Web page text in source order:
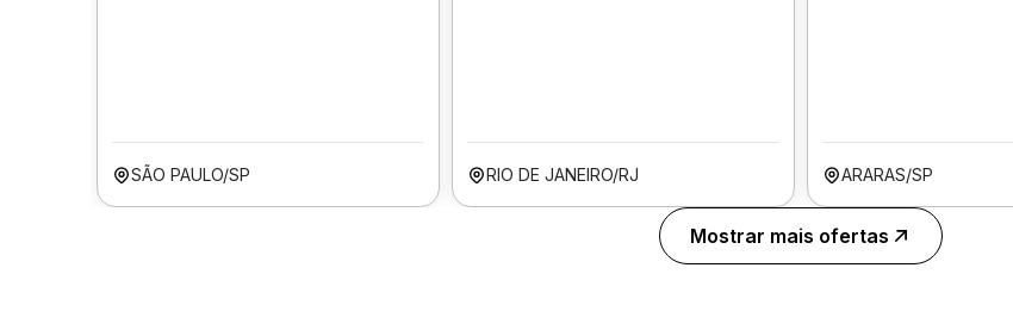
SÃO PAULO/SP RIO DE JANEIRO/RJ ARARAS/SP
Mostrar mais ofertas